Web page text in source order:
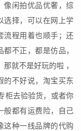
像闲拍优品优奢，综
选择，可以在网上学
流程用着也顺手；还
不正，都是仿品，
就不是好玩的啦 ，
的不好说，淘宝买东
柜去验验货，或者你
般都有运费险，自己
这种一线品牌的代购